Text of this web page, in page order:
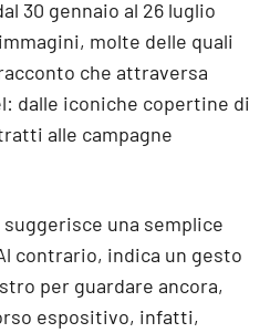
30 gennaio al 26 luglio
molte delle quali
che attraversa
dalle iconiche copertine di
alle campagne
suggerisce una semplice
contrario, indica un gesto
per guardare ancora,
espositivo, infatti,